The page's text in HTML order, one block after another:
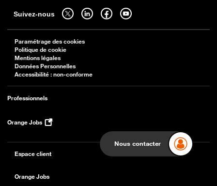
Nous contacter
Suivez-nous
Suivez-nous sur twitter - ouverture dans un nouvel onglet
Suivez-nous sur linkedin - ouverture dans un nouvel onglet
Suivez-nous sur facebook - ouverture dans un
Suivez-nous sur youtube - ouverture dans
Paramétrage des cookies
Politique de cookie
Mentions légales
Données Personnelles
Accessibilité : non-conforme
Professionnels
Orange Jobs
Espace client
Orange Jobs